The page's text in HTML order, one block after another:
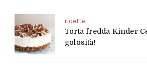
ricette
Torta fredda Kinder
golosità!